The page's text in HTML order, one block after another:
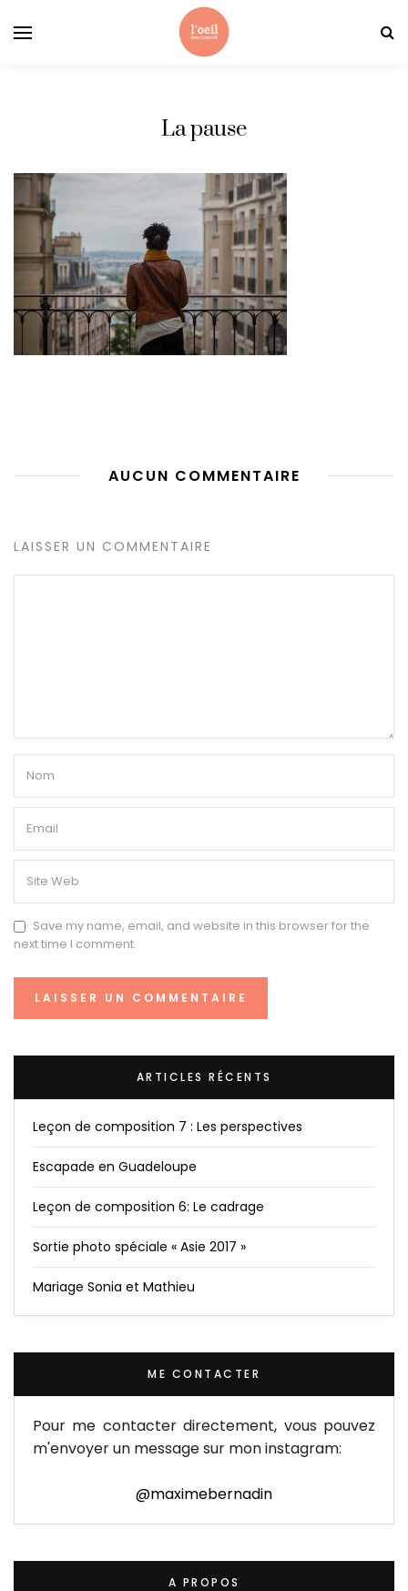
La pause
AUCUN COMMENTAIRE
LAISSER UN COMMENTAIRE
Save my name, email, and website in this browser for the
next time I comment.
ARTICLES RÉCENTS
Leçon de composition 7 : Les perspectives
Escapade en Guadeloupe
Leçon de composition 6: Le cadrage
Sortie photo spéciale « Asie 2017 »
Mariage Sonia et Mathieu
ME CONTACTER
Pour me contacter directement, vous pouvez
m'envoyer un message sur mon instagram:
@maximebernadin
A PROPOS